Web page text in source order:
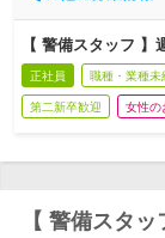
【 警備スタッフ
正社員 職種・業種未
第二新卒歓迎 女性の
【 警備スタ